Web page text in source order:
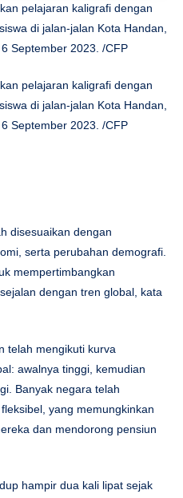
pelajaran kaligrafi dengan
di jalan-jalan Kota Handan,
September 2023. /CFP
pelajaran kaligrafi dengan
di jalan-jalan Kota Handan,
September 2023. /CFP
disesuaikan dengan
serta perubahan demografi.
mempertimbangkan
dengan tren global, kata
telah mengikuti kurva
awalnya tinggi, kemudian
Banyak negara telah
yang memungkinkan
dan mendorong pensiun
hampir dua kali lipat sejak